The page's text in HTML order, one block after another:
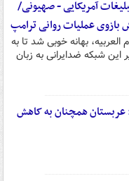
آمریکایی - صهیونی/
عملیات روانی ترامپ
العربیه، بهانه خوبی شد تا به
این شبکه ضدایرانی به زبان
عربستان همچنان به کاهش